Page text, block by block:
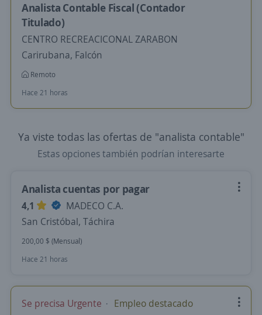
Analista Contable Fiscal (Contador
Titulado)
CENTRO RECREACICONAL ZARABON
Carirubana, Falcón
Remoto
Hace 21 horas
Ya viste todas las ofertas de "analista contable"
Estas opciones también podrían interesarte
Analista cuentas por pagar
4,1
MADECO C.A.
San Cristóbal, Táchira
200,00 $ (Mensual)
Hace 21 horas
Se precisa Urgente Empleo destacado